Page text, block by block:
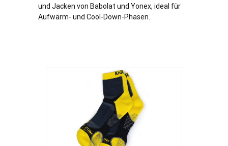
und Jacken von Babolat und Yonex, ideal für
Aufwärm- und Cool-Down-Phasen.